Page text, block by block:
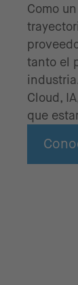
Como
tanto el
Cloud,
que